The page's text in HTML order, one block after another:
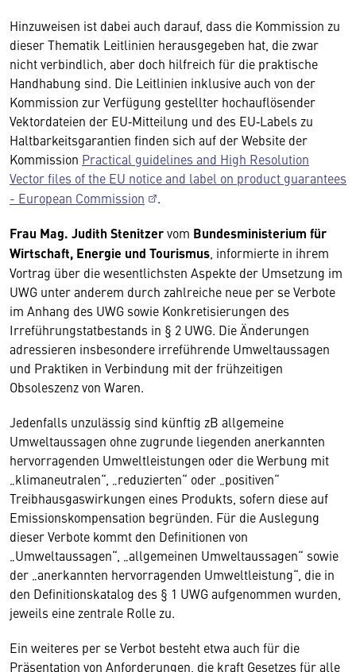
Hinzuweisen ist dabei auch darauf, dass die Kommission zu
dieser Thematik Leitlinien herausgegeben hat, die zwar
nicht verbindlich, aber doch hilfreich für die praktische
Handhabung sind. Die Leitlinien inklusive auch von der
Kommission zur Verfügung gestellter hochauflösender
Vektordateien der EU‑Mitteilung und des EU‑Labels zu
Haltbarkeitsgarantien finden sich auf der Website der
Kommission Practical guidelines and High Resolution
Vector files of the EU notice and label on product guarantees
- European Commission
.
Frau Mag. Judith Stenitzervom Bundesministerium für
Wirtschaft, Energie und Tourismus , informierte in ihrem
Vortrag über die wesentlichsten Aspekte der Umsetzung im
UWG unter anderem durch zahlreiche neue per se Verbote
im Anhang des UWG sowie Konkretisierungen des
Irreführungstatbestands in § 2 UWG. Die Änderungen
adressieren insbesondere irreführende Umweltaussagen
und Praktiken in Verbindung mit der frühzeitigen
Obsoleszenz von Waren.
Jedenfalls unzulässig sind künftig zB allgemeine
Umweltaussagen ohne zugrunde liegenden anerkannten
hervorragenden Umweltleistungen oder die Werbung mit
„klimaneutralen“, „reduzierten“ oder „positiven“
Treibhausgaswirkungen eines Produkts, sofern diese auf
Emissionskompensation begründen. Für die Auslegung
dieser Verbote kommt den Definitionen von
„Umweltaussagen“, „allgemeinen Umweltaussagen“ sowie
der „anerkannten hervorragenden Umweltleistung“, die in
den Definitionskatalog des § 1 UWG aufgenommen wurden,
jeweils eine zentrale Rolle zu.
Ein weiteres per se Verbot besteht etwa auch für die
Präsentation von Anforderungen, die kraft Gesetzes für alle